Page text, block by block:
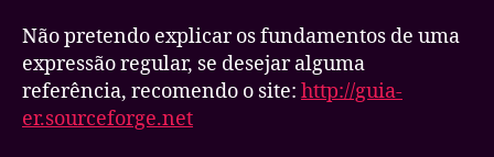
Não pretendo explicar os fundamentos de uma
expressão regular, se desejar alguma
referência, recomendo o site: http://guia-
er.sourceforge.net